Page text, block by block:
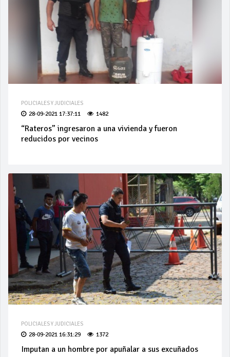
POLICIALES Y JUDICIALES
28-09-2021 17:37:11 1482
“Rateros” ingresaron a una vivienda y fueron
reducidos por vecinos
POLICIALES Y JUDICIALES
28-09-2021 16:31:29 1372
Imputan a un hombre por apuñalar a sus excuñados